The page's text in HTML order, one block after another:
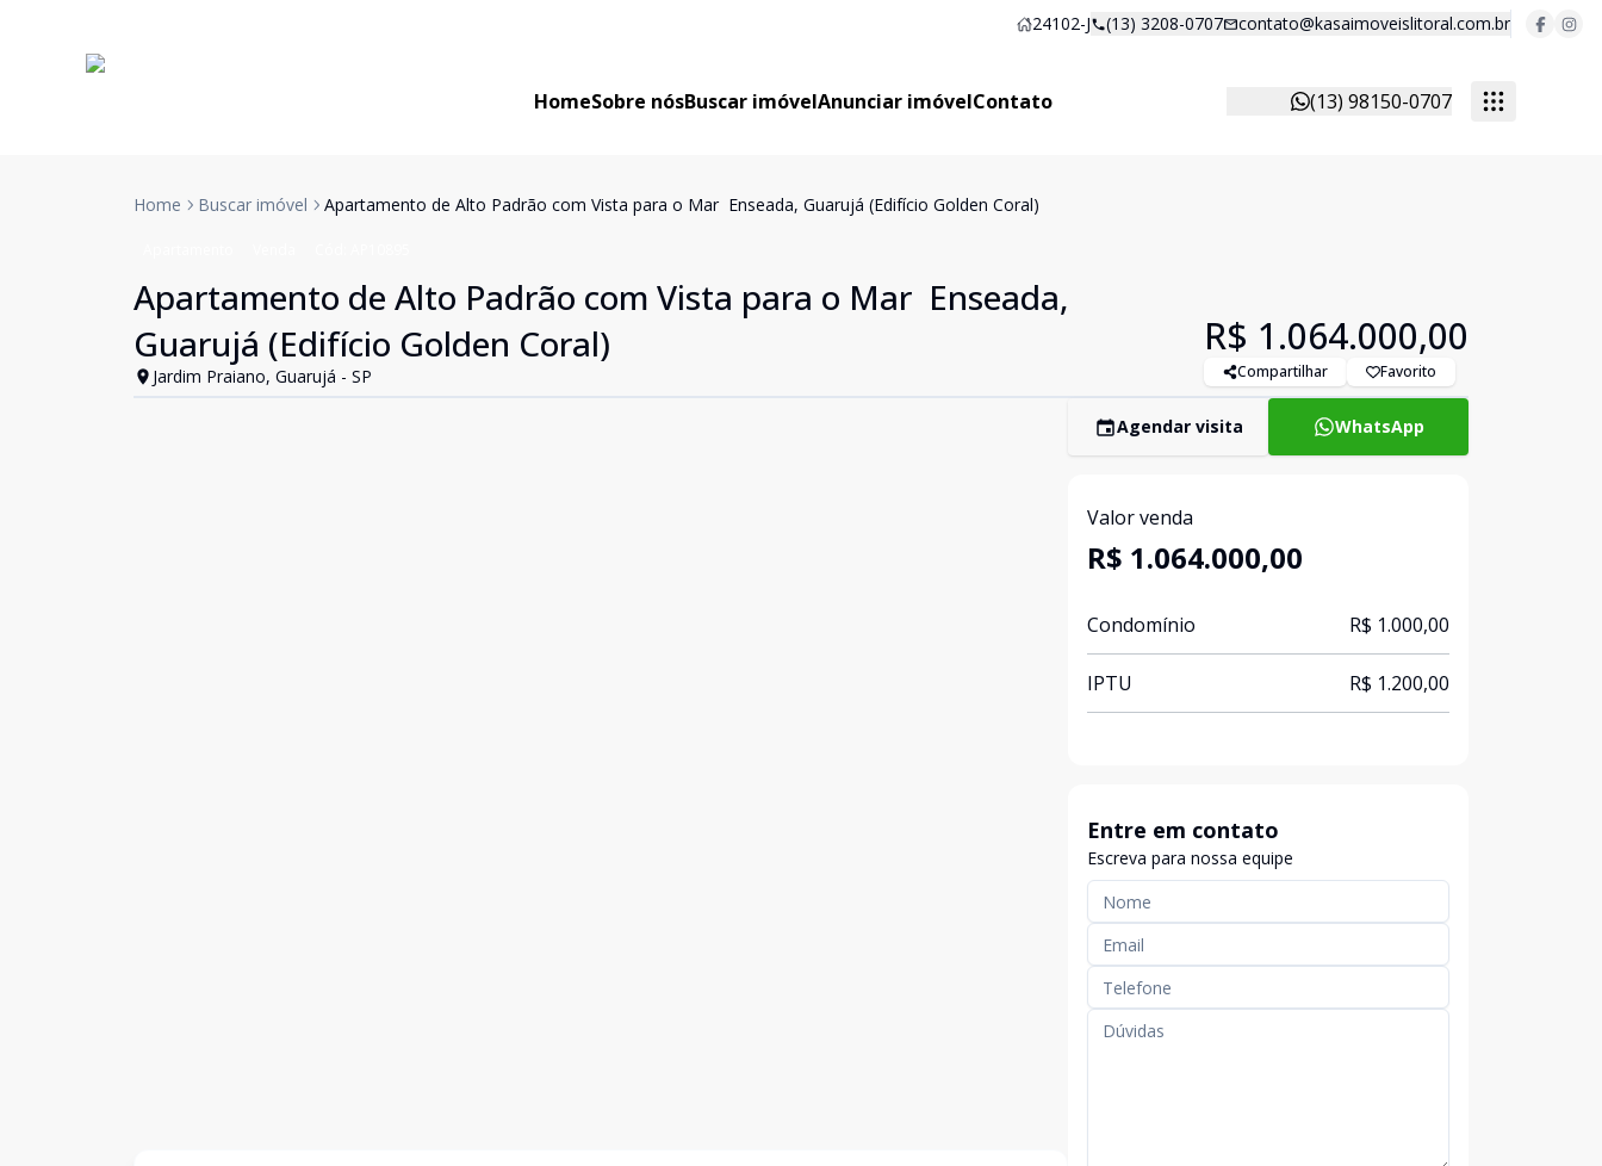
24102-J (13) 3208-0707 contato@kasaimoveislitoral.com.br
HomeSobre nósBuscar imóvelAnunciar imóvelContato (13) 98150-0707
Home Buscar imóvel Apartamento de Alto Padrão com Vista para o Mar  Enseada, Guarujá (Edifício Golden Coral)
Apartamento de Alto Padrão com Vista para o Mar  Enseada,
Guarujá (Edifício Golden Coral)
Jardim Praiano, Guarujá - SP
R$ 1.064.000,00
Compartilhar Favorito
Agendar visita WhatsApp
Valor venda
R$ 1.064.000,00
Condomínio R$ 1.000,00
IPTU R$ 1.200,00
Entre em contato
Escreva para nossa equipe